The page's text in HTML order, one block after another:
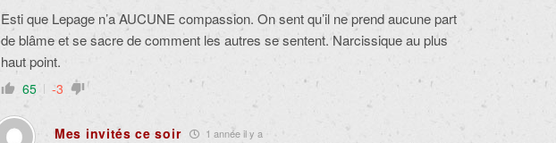
Esti que Lepage n’a AUCUNE compassion. On sent qu’il ne prend aucune part
de blâme et se sacre de comment les autres se sentent. Narcissique au plus
haut point.
65 -3
Mes invités ce soir 1 année il y a